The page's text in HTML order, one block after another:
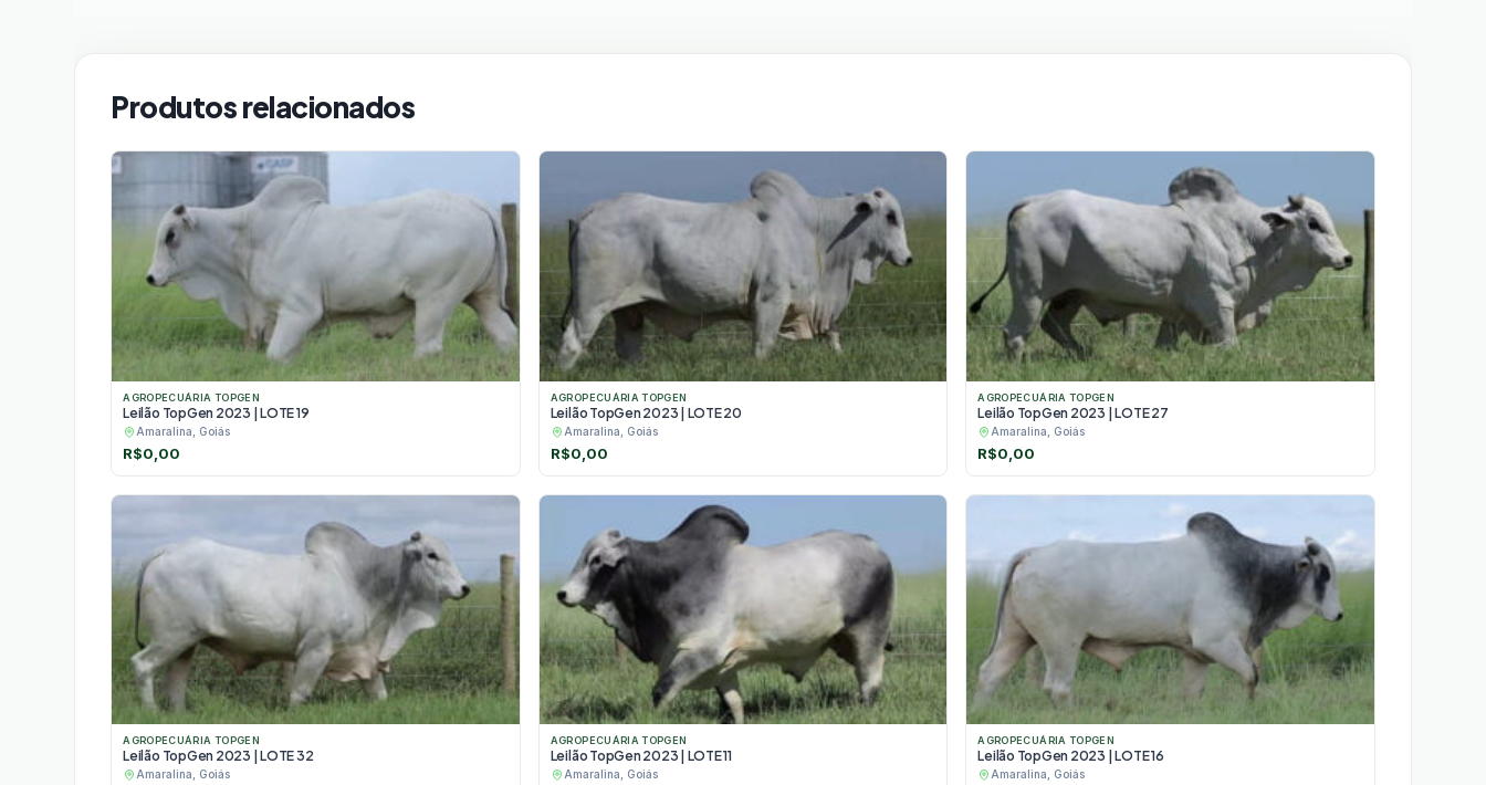
Produtos relacionados
AGROPECUÁRIA TOPGEN
Leilão TopGen 2023 | LOTE 19
Amaralina, Goiás
R$0,00
AGROPECUÁRIA TOPGEN
Leilão TopGen 2023 | LOTE 20
Amaralina, Goiás
R$0,00
AGROPECUÁRIA TOPGEN
Leilão TopGen 2023 | LOTE 27
Amaralina, Goiás
R$0,00
AGROPECUÁRIA TOPGEN
Leilão TopGen 2023 | LOTE 32
Amaralina, Goiás
AGROPECUÁRIA TOPGEN
Leilão TopGen 2023 | LOTE 11
Amaralina, Goiás
AGROPECUÁRIA TOPGEN
Leilão TopGen 2023 | LOTE 16
Amaralina, Goiás